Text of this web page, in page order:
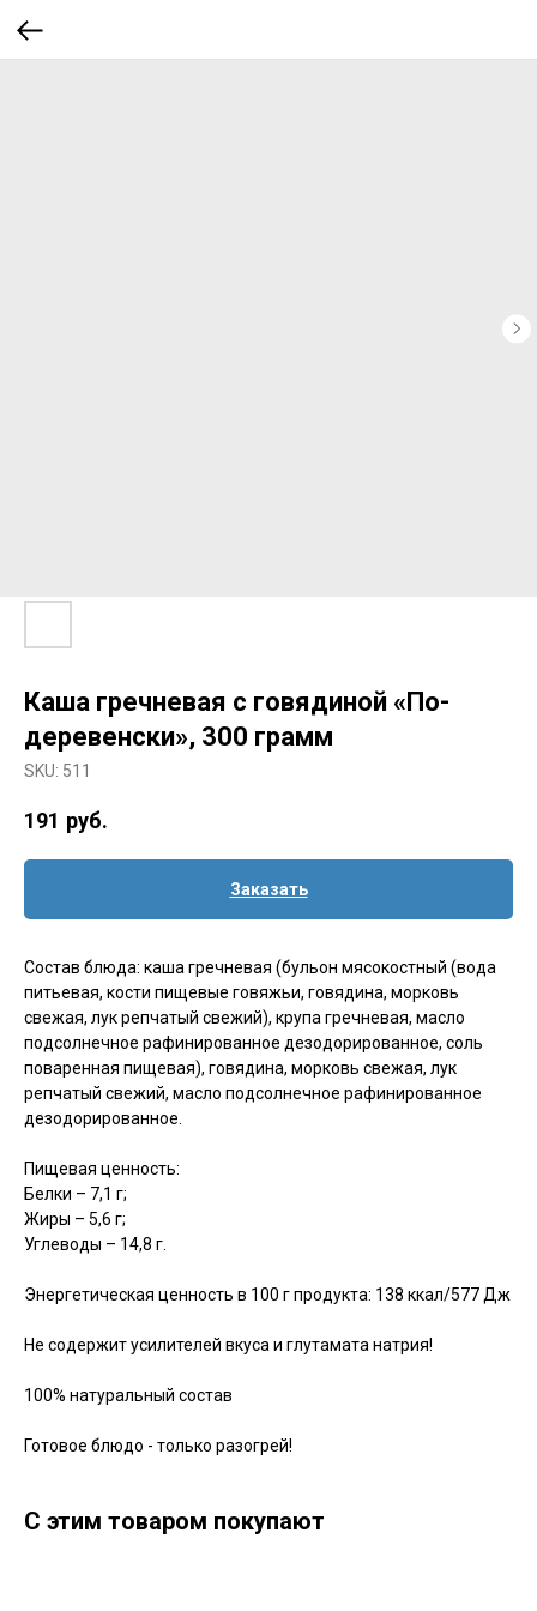
Каша гречневая с говядиной «По-
деревенски», 300 грамм
SKU: 511
191 руб.
Заказать
Состав блюда: каша гречневая (бульон мясокостный (вода
питьевая, кости пищевые говяжьи, говядина, морковь
свежая, лук репчатый свежий), крупа гречневая, масло
подсолнечное рафинированное дезодорированное, соль
поваренная пищевая), говядина, морковь свежая, лук
репчатый свежий, масло подсолнечное рафинированное
дезодорированное.
Пищевая ценность:
Белки – 7,1 г;
Жиры – 5,6 г;
Углеводы – 14,8 г.
Энергетическая ценность в 100 г продукта: 138 ккал/577 Дж
Не содержит усилителей вкуса и глутамата натрия!
100% натуральный состав
Готовое блюдо - только разогрей!
С этим товаром покупают